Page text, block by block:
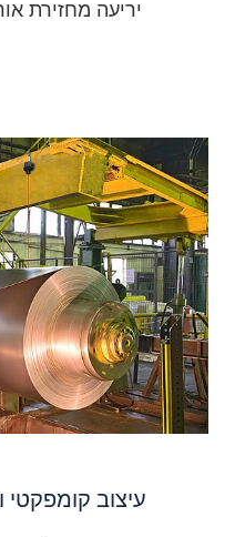
יריעה מחזירת
עיצוב